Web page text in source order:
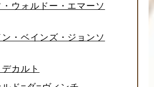
・ウォルドー・エマーソ
ン・ベインズ・ジョンソ
カルト